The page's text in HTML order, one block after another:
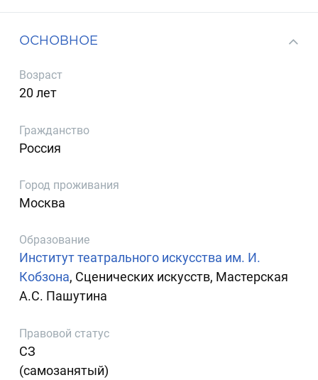
ОСНОВНОЕ
Возраст
20 лет
Гражданство
Россия
Город проживания
Москва
Образование
Институт театрального искусства им. И.
Кобзона, Сценических искусств, Мастерская
А.С. Пашутина
Правовой статус
СЗ
(самозанятый)